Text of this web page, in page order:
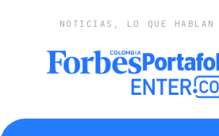
NOTICIAS, LO QUE HABLAN